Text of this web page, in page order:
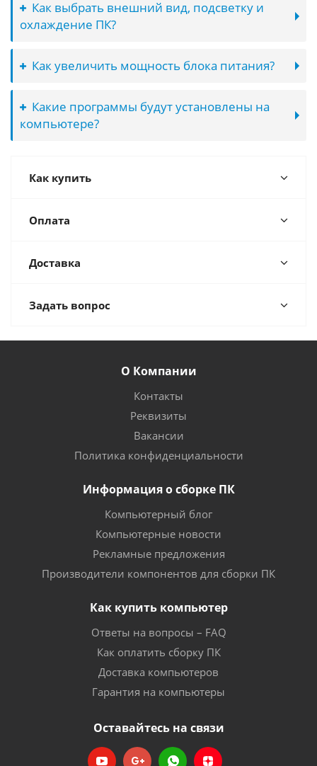
Как выбрать внешний вид, подсветку и
охлаждение ПК?
Как увеличить мощность блока питания?
Какие программы будут установлены на
компьютере?
Как купить
Оплата
Доставка
Задать вопрос
О Компании
Контакты
Реквизиты
Вакансии
Политика конфиденциальности
Информация о сборке ПК
Компьютерный блог
Компьютерные новости
Рекламные предложения
Производители компонентов для сборки ПК
Как купить компьютер
Ответы на вопросы – FAQ
Как оплатить сборку ПК
Доставка компьютеров
Гарантия на компьютеры
Оставайтесь на связи